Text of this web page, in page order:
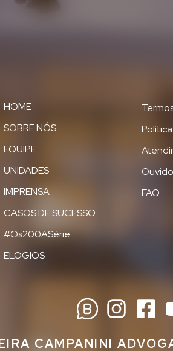
HOME
SOBRE NÓS
EQUIPE
UNIDADES
IMPRENSA
CASOS DE SUCESSO
#Os200ASérie
ELOGIOS
FAQ
CAMPANINI